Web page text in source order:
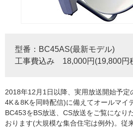
型番：BC45AS(最新モデル)
工事費込み 18,000円(19,800円
2018年12月1日以降、実用放送開始予定
4K＆8Kを同時配信)に備えてオールマイ
BC453をBS放送、CS放送をご覧になり
おります(大規模な集合住宅は例外)。従